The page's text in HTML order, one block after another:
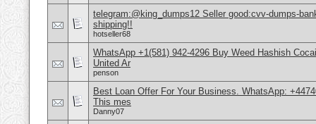
telegram:@king_dumps12 Seller good:cvv-dumps-
shipping!!
hotseller68
WhatsApp +1(581) 942-4296 Buy Weed Hashish
United Ar
penson
Best Loan Offer For Your Business. WhatsApp:
This mes
Danny07